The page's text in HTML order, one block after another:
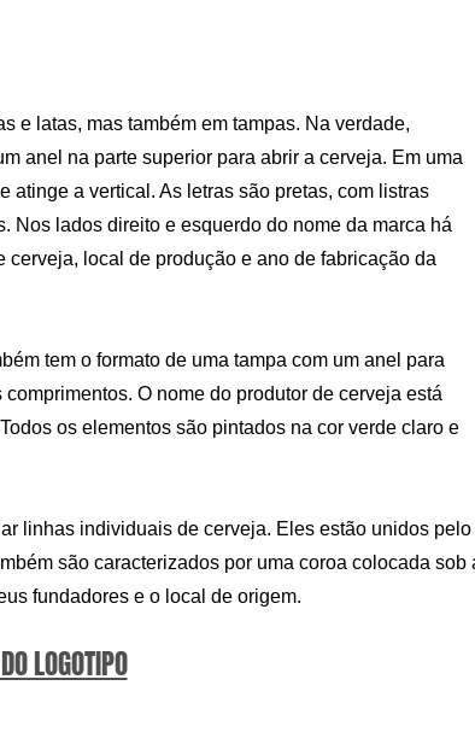
e latas, mas também em tampas. Na verdade,
anel na parte superior para abrir a cerveja. Em uma
atinge a vertical. As letras são pretas, com listras
Nos lados direito e esquerdo do nome da marca há
local de produção e ano de fabricação da
tem o formato de uma tampa com um anel para
O nome do produtor de cerveja está
os elementos são pintados na cor verde claro e
linhas individuais de cerveja. Eles estão unidos pelo
são caracterizados por uma coroa colocada sob
fundadores e o local de origem.
LOGOTIPO